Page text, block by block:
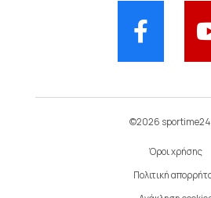
©2026
Όροι χρήσης
Πολιτική